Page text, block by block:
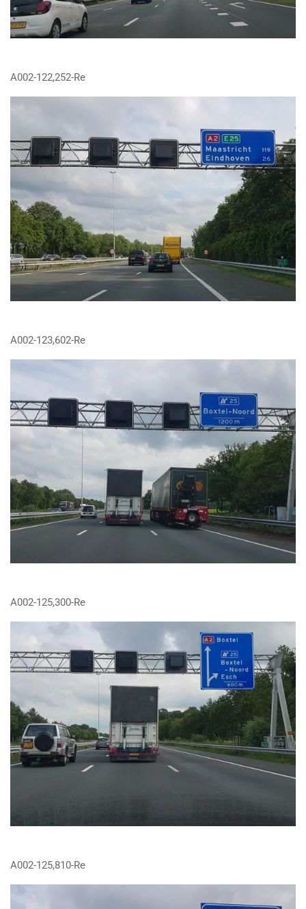
A002-122,252-Re
A002-123,602-Re
A002-125,300-Re
A002-125,810-Re